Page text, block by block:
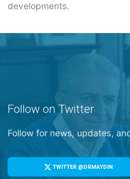
developments.
Follow on Twitter
Follow for news, updates,
TWITTER @DRMAYDIN